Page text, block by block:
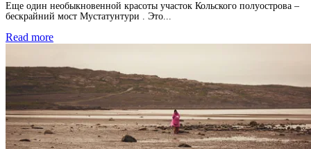
Еще один необыкновенной красоты участок Кольского полуострова –
бескрайний мост Мустатунтури . Это...
Read more